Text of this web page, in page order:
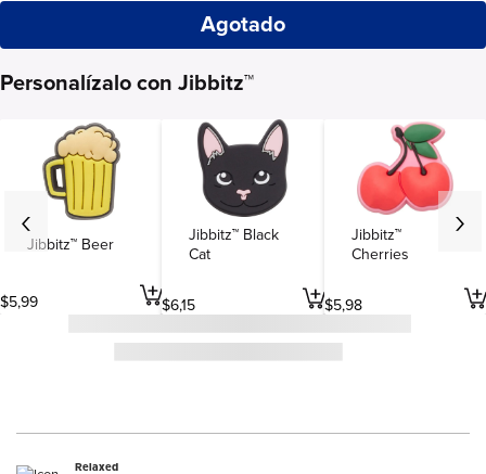
Agotado
Personalízalo con Jibbitz™
Jibbitz™ Beer
$5,99
Jibbitz™ Black
Cat
$6,15
Jibbitz™
Cherries
$5,98
Relaxed